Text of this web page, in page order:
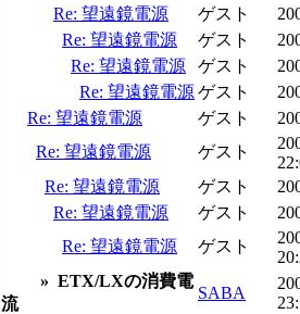
Re: 望遠鏡電源
ゲスト
Re: 望遠鏡電源
ゲスト
Re: 望遠鏡電源
ゲスト
Re: 望遠鏡電源ゲスト
Re: 望遠鏡電源
ゲスト
Re: 望遠鏡電源
ゲスト
Re: 望遠鏡電源
ゲスト
Re: 望遠鏡電源
ゲスト
Re: 望遠鏡電源
ゲスト
» ETX/LXの消費電
流
SABA